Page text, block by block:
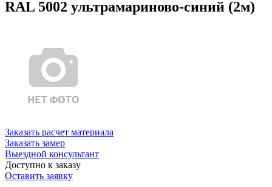
RAL 5002 ультрамариново-синий (2м)
Заказать расчет материала
Заказать замер
Выездной консультант
Доступно к заказу
Оставить заявку